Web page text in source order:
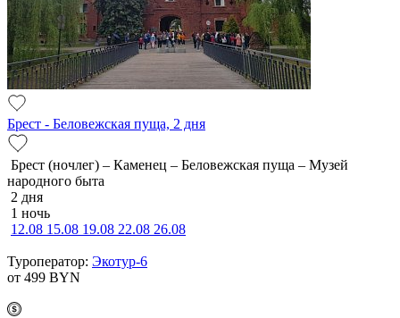
Брест - Беловежская пуща, 2 дня
Брест (ночлег) – Каменец – Беловежская пуща – Музей
народного быта
2 дня
1 ночь
12.08 15.08 19.08 22.08 26.08
Туроператор: Экотур-6
от 499 BYN